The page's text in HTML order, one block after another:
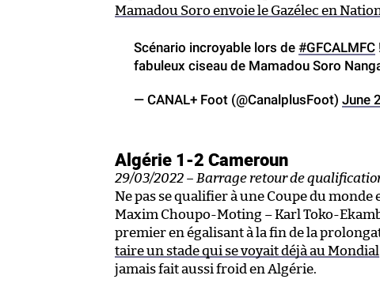
Mamadou Soro envoie le Gazélec en
Scénario incroyable lors de #GFCALMFC
fabuleux ciseau de Mamadou Soro
— CANAL+ Foot (@CanalplusFoot) June
Algérie 1-2 Cameroun
29/03/2022 – Barrage retour de
Ne pas se qualifier à une Coupe du
Maxim Choupo-Moting – Karl Toko-
premier en égalisant à la fin de la
taire un stade qui se voyait déjà au Mondial
jamais fait aussi froid en Algérie.